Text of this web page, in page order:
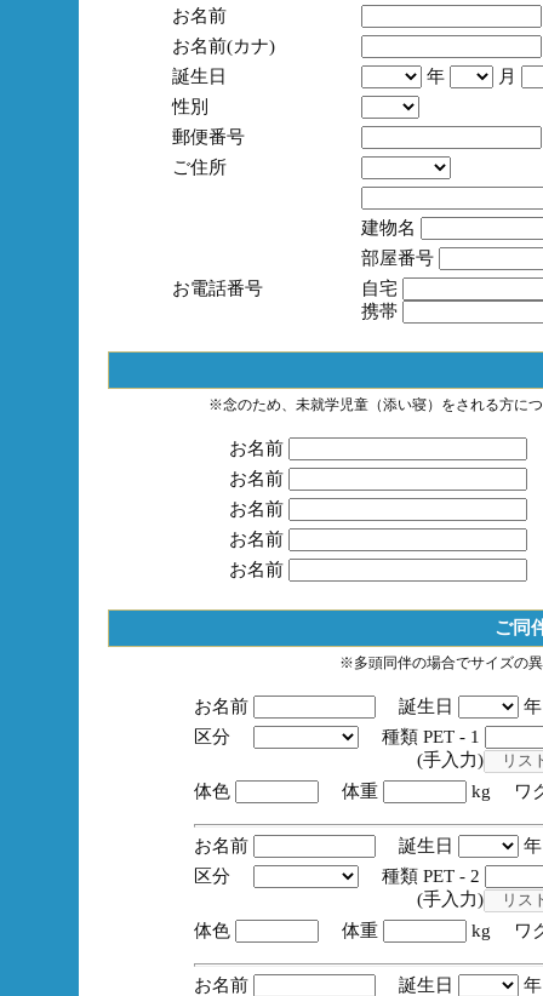
お名前
お名前(カナ)
誕生日
年
月
性別
郵便番号
ご住所
建物名
部屋番号
お電話番号
自宅
携帯
※念のため、未就学児童（添い寝）をされる方に
お名前
お名前
お名前
お名前
お名前
ご同
※多頭同伴の場合でサイズの
お名前 誕生日
区分
種類 PET - 1
(手入力)
体色
体重 kg ワ
お名前 誕生日
区分
種類 PET - 2
(手入力)
体色
体重 kg ワ
お名前 誕生日